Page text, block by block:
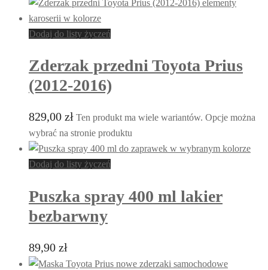
Dodaj do listy życzeń
Zderzak przedni Toyota Prius
(2012-2016)
829,00 zł Ten produkt ma wiele wariantów. Opcje można
wybrać na stronie produktu
Dodaj do listy życzeń
Puszka spray 400 ml lakier
bezbarwny
89,90 zł